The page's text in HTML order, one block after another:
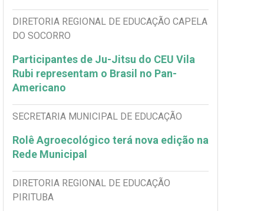
DIRETORIA REGIONAL DE EDUCAÇÃO CAPELA
DO SOCORRO
Participantes de Ju-Jitsu do CEU Vila
Rubi representam o Brasil no Pan-
Americano
SECRETARIA MUNICIPAL DE EDUCAÇÃO
Rolê Agroecológico terá nova edição na
Rede Municipal
DIRETORIA REGIONAL DE EDUCAÇÃO
PIRITUBA